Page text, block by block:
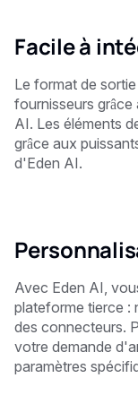
Facile à
Le format de
fournisseurs
AI. Les éléments
grâce aux
d'Eden AI.
Avec Eden AI,
plateforme tierce :
des connecteurs.
votre demande
paramètres